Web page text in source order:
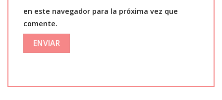
en este navegador para la próxima vez que
comente.